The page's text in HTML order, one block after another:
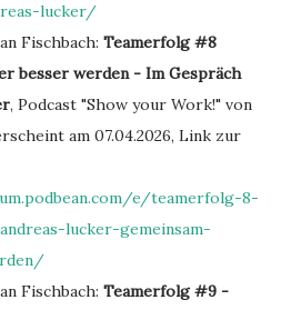
lucker/
Fischbach: Teamerfolg #8
besser werden - Im Gespräch
, Podcast "Show your Work!" von
am 07.04.2026, Link zur
e/teamerfolg-8-
lucker-gemeinsam-
Fischbach: Teamerfolg #9 -